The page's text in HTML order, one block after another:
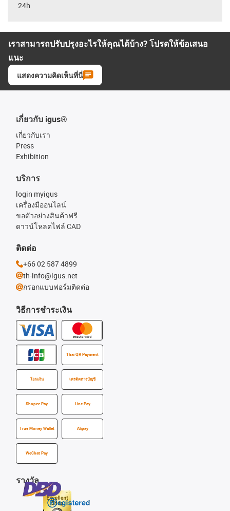
24h
เราสามารถปรับปรุงอะไรให้คุณได้บ้าง? โปรดให้ข้อเสนอ
แนะ
แสดงความคิดเห็นที่นี่
เกี่ยวกับ igus®
เกี่ยวกับเรา
Press
Exhibition
วิธีการชำระเงิน
Thai QR Payment
โอนเงิน เครดิตทางบัญชี
Shopee Pay Line Pay
True Money Wallet Alipay
WeChat Pay
บริการ
login myigus
เครื่องมืออนไลน์
ขอตัวอย่างสินค้าฟรี
ดาวน์โหลดไฟล์ CAD
รางวัล
ติดต่อ
+66 02 587 4899
th-info@igus.net
กรอกแบบฟอร์มติดต่อ